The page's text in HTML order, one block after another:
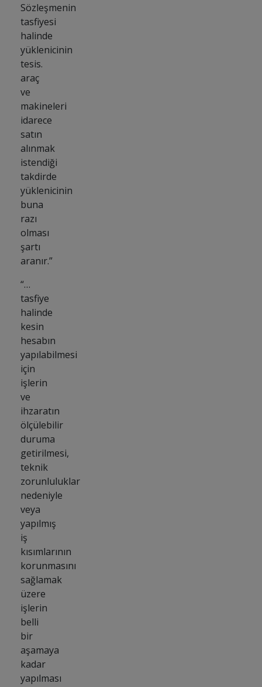
Sözleşmenin
tasfiyesi
halinde
yüklenicinin
tesis.
araç
ve
makineleri
idarece
satın
alınmak
istendiği
takdirde
yüklenicinin
buna
razı
olması
şartı
aranır.”
“…
tasfiye
halinde
kesin
hesabın
yapılabilmesi
için
işlerin
ve
ihzaratın
ölçülebilir
duruma
getirilmesi,
teknik
zorunluluklar
nedeniyle
veya
yapılmış
iş
kısımlarının
korunmasını
sağlamak
üzere
işlerin
belli
bir
aşamaya
kadar
yapılması